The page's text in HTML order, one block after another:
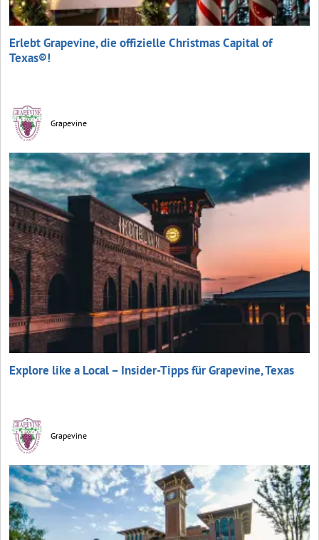
Erlebt Grapevine, die offizielle Christmas Capital of
Texas®!
Grapevine
Explore like a Local – Insider-Tipps für Grapevine, Texas
Grapevine